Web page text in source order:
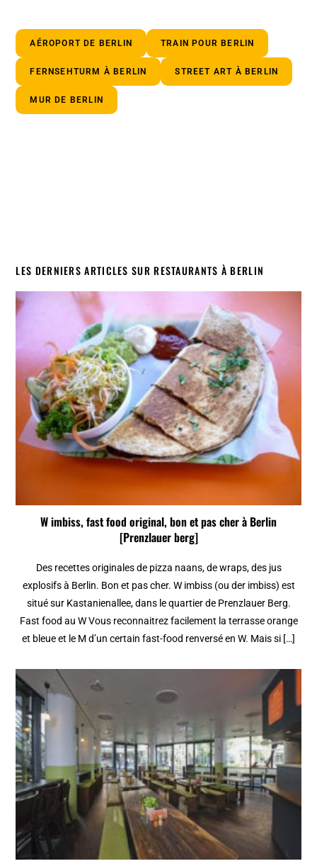
AÉROPORT DE BERLIN TRAIN POUR BERLIN
FERNSEHTURM À BERLIN STREET ART À BERLIN
MUR DE BERLIN
LES DERNIERS ARTICLES SUR RESTAURANTS À BERLIN
W imbiss, fast food original, bon et pas cher à Berlin
[Prenzlauer berg]
Des recettes originales de pizza naans, de wraps, des jus
explosifs à Berlin. Bon et pas cher. W imbiss (ou der imbiss) est
situé sur Kastanienallee, dans le quartier de Prenzlauer Berg.
Fast food au W Vous reconnaitrez facilement la terrasse orange
et bleue et le M d’un certain fast-food renversé en W. Mais si […]